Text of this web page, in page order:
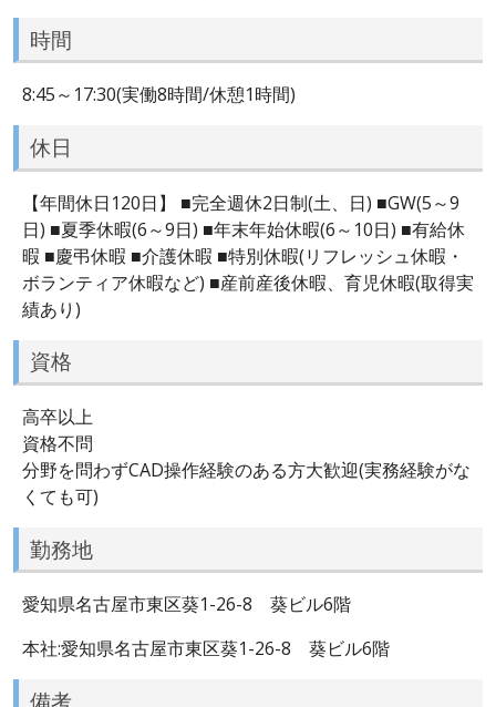
時間
8:45～17:30(実働8時間/休憩1時間)
休日
【年間休日120日】 ■完全週休2日制(土、日) ■GW(5～9
日) ■夏季休暇(6～9日) ■年末年始休暇(6～10日) ■有給休
暇 ■慶弔休暇 ■介護休暇 ■特別休暇(リフレッシュ休暇・
ボランティア休暇など) ■産前産後休暇、育児休暇(取得実
績あり)
資格
高卒以上
資格不問
分野を問わずCAD操作経験のある方大歓迎(実務経験がな
くても可)
勤務地
愛知県名古屋市東区葵1-26-8 葵ビル6階
本社:愛知県名古屋市東区葵1-26-8 葵ビル6階
備考